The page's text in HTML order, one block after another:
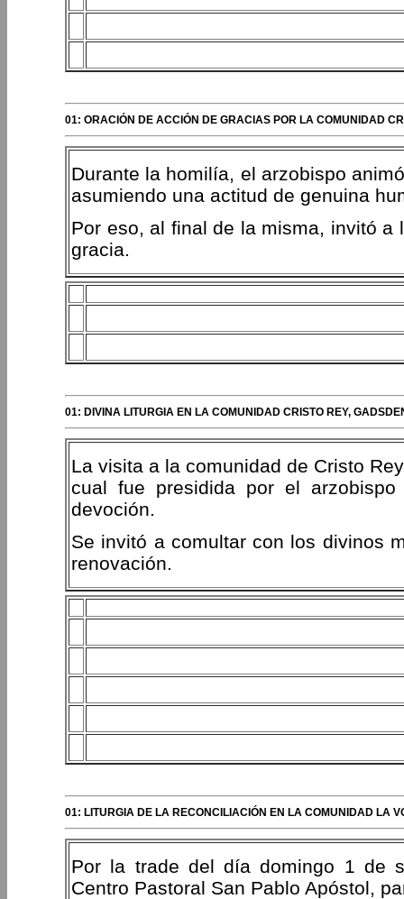
01: ORACIÓN DE ACCIÓN DE GRACIAS POR LA COMUNIDAD
Durante la homilía, el arzobispo
asumiendo una actitud de genuina
Por eso, al final de la misma, invitó a
gracia.
01: DIVINA LITURGIA EN LA COMUNIDAD CRISTO REY,
La visita a la comunidad de Cristo
cual fue presidida por el
devoción.
Se invitó a comultar con los divinos
renovación.
01: LITURGIA DE LA RECONCILIACIÓN EN LA COMUNIDAD LA
Por la trade del día domingo 1 de
Centro Pastoral San Pablo Apóstol,